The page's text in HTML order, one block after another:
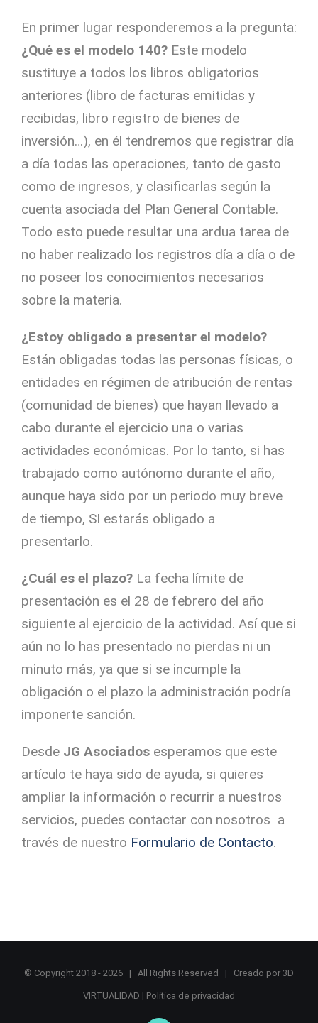
En primer lugar responderemos a la pregunta:
¿Qué es el modelo 140? Este modelo
sustituye a todos los libros obligatorios
anteriores (libro de facturas emitidas y
recibidas, libro registro de bienes de
inversión…), en él tendremos que registrar día
a día todas las operaciones, tanto de gasto
como de ingresos, y clasificarlas según la
cuenta asociada del Plan General Contable.
Todo esto puede resultar una ardua tarea de
no haber realizado los registros día a día o de
no poseer los conocimientos necesarios
sobre la materia.
¿Estoy obligado a presentar el modelo?
Están obligadas todas las personas físicas, o
entidades en régimen de atribución de rentas
(comunidad de bienes) que hayan llevado a
cabo durante el ejercicio una o varias
actividades económicas. Por lo tanto, si has
trabajado como autónomo durante el año,
aunque haya sido por un periodo muy breve
de tiempo, SI estarás obligado a
presentarlo.
¿Cuál es el plazo? La fecha límite de
presentación es el 28 de febrero del año
siguiente al ejercicio de la actividad. Así que si
aún no lo has presentado no pierdas ni un
minuto más, ya que si se incumple la
obligación o el plazo la administración podría
imponerte sanción.
Desde JG Asociados esperamos que este
artículo te haya sido de ayuda, si quieres
ampliar la información o recurrir a nuestros
servicios, puedes contactar con nosotros a
través de nuestro Formulario de Contacto.
© Copyright 2018 - 2026 | All Rights Reserved | Creado por 3D
VIRTUALIDAD | Política de privacidad